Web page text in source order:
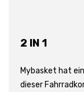
2 IN 1
Mybasket hat
dieser